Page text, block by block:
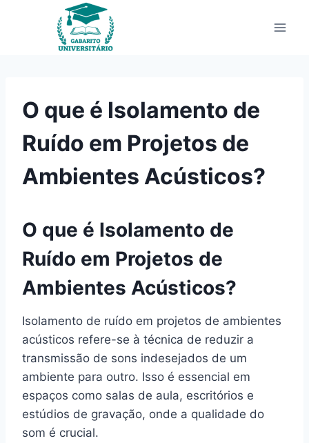
O que é Isolamento de
Ruído em Projetos de
Ambientes Acústicos?
O que é Isolamento de
Ruído em Projetos de
Ambientes Acústicos?
Isolamento de ruído em projetos de ambientes
acústicos refere-se à técnica de reduzir a
transmissão de sons indesejados de um
ambiente para outro. Isso é essencial em
espaços como salas de aula, escritórios e
estúdios de gravação, onde a qualidade do
som é crucial.